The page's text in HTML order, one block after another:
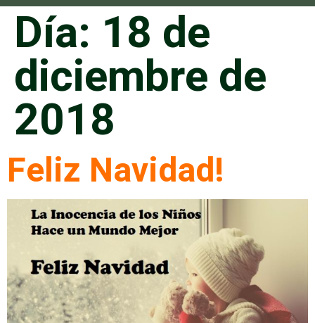
Día: 18 de
diciembre de
2018
Feliz Navidad!